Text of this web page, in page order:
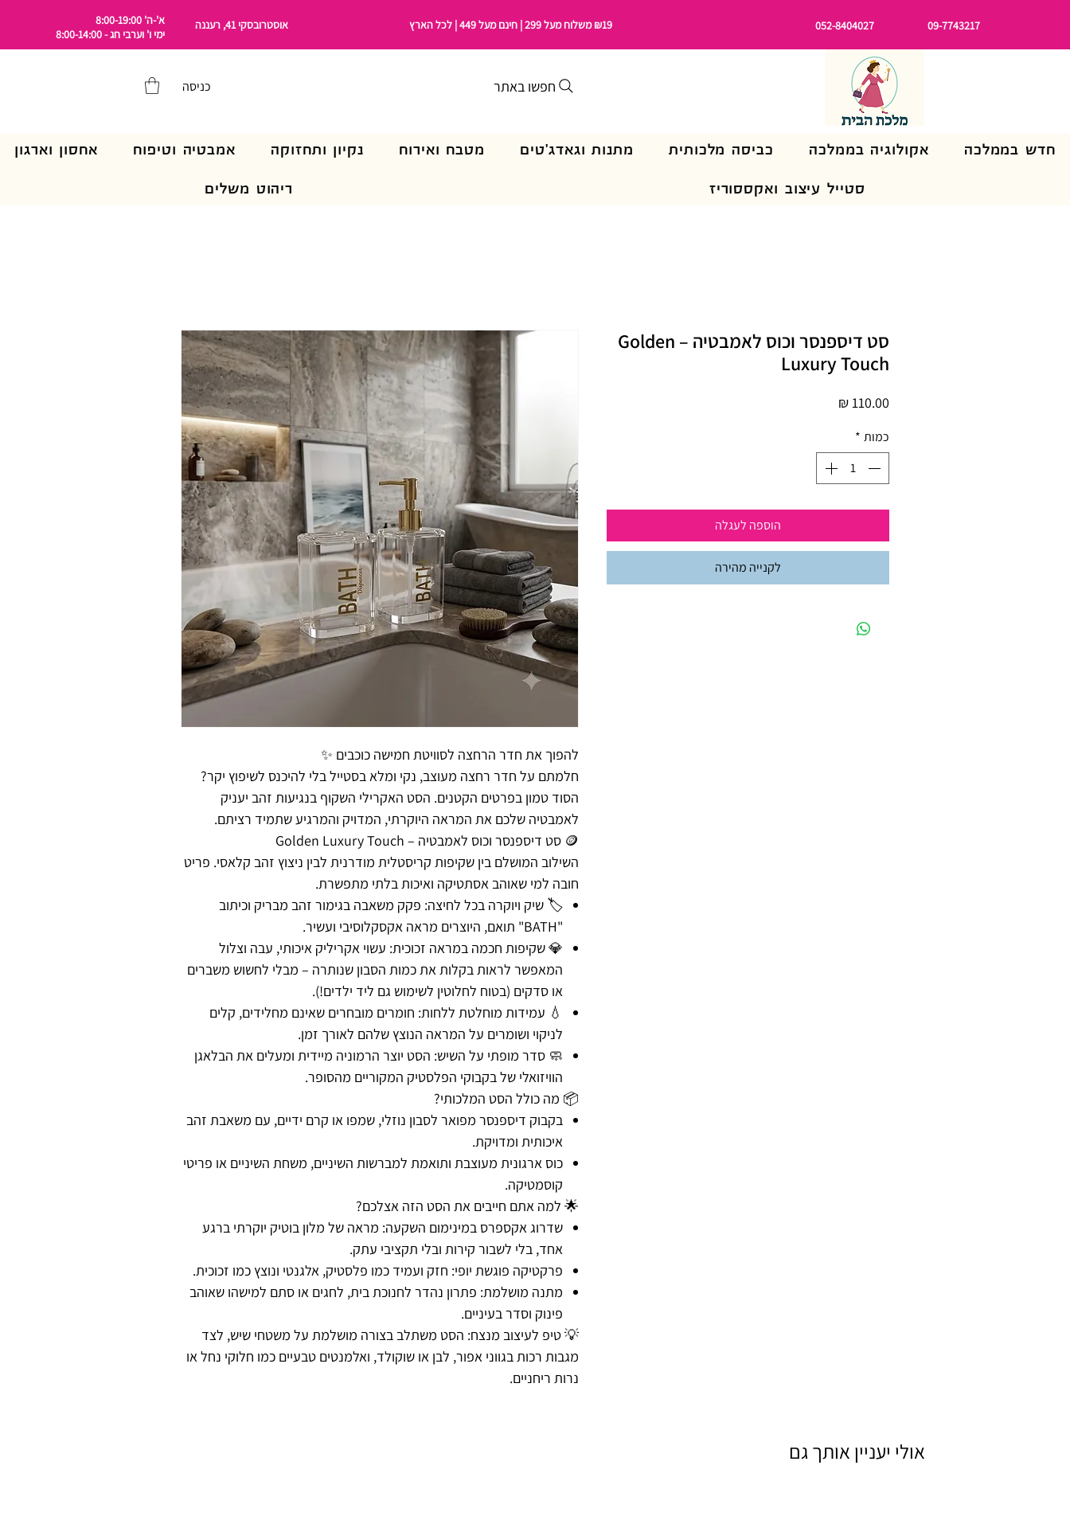
א'-ה' 8:00-19:00
ימי ו' וערבי חג - 8:00-14:00
אוסטרובסקי 41, רעננה ₪19 משלוח מעל 299 | חינם מעל 449 | לכל הארץ 052-8404027 09-7743217
כניסה
חדש בממלכה אקולוגיה בממלכה כביסה מלכותית מתנות וגאדג'טים מטבח ואירוח נקיון ותחזוקה אמבטיה וטיפוח אחסון וארגון
סטייל עיצוב ואקססוריז ריהוט משלים
חפשו באתר
להפוך את חדר הרחצה לסוויטת חמישה כוכבים ✨
חלמתם על חדר רחצה מעוצב, נקי ומלא בסטייל בלי להיכנס לשיפוץ יקר?
הסוד טמון בפרטים הקטנים. הסט האקרילי השקוף בנגיעות זהב יעניק
לאמבטיה שלכם את המראה היוקרתי, המדויק והמרגיע שתמיד רציתם.
🪙 סט דיספנסר וכוס לאמבטיה – Golden Luxury Touch
השילוב המושלם בין שקיפות קריסטלית מודרנית לבין ניצוץ זהב קלאסי. פריט
חובה למי שאוהב אסתטיקה ואיכות בלתי מתפשרת.
🏷️ שיק ויוקרה בכל לחיצה: פקק משאבה בגימור זהב מבריק וכיתוב
"BATH" תואם, היוצרים מראה אקסקלוסיבי ועשיר.
💎 שקיפות חכמה במראה זכוכית: עשוי אקריליק איכותי, עבה וצלול
המאפשר לראות בקלות את כמות הסבון שנותרה – מבלי לחשוש משברים
או סדקים (בטוח לחלוטין לשימוש גם ליד ילדים!).
💧 עמידות מוחלטת ללחות: חומרים מובחרים שאינם מחלידים, קלים
לניקוי ושומרים על המראה הנוצץ שלהם לאורך זמן.
🧼 סדר מופתי על השיש: הסט יוצר הרמוניה מיידית ומעלים את הבלאגן
הוויזואלי של בקבוקי הפלסטיק המקוריים מהסופר.
📦 מה כולל הסט המלכותי?
בקבוק דיספנסר מפואר לסבון נוזלי, שמפו או קרם ידיים, עם משאבת זהב
איכותית ומדויקת.
כוס ארגונית מעוצבת ותואמת למברשות השיניים, משחת השיניים או פריטי
קוסמטיקה.
🌟 למה אתם חייבים את הסט הזה אצלכם?
שדרוג אקספרס במינימום השקעה: מראה של מלון בוטיק יוקרתי ברגע
אחד, בלי לשבור קירות ובלי תקציבי עתק.
פרקטיקה פוגשת יופי: חזק ועמיד כמו פלסטיק, אלגנטי ונוצץ כמו זכוכית.
מתנה מושלמת: פתרון נהדר לחנוכת בית, לחגים או סתם למישהו שאוהב
פינוק וסדר בעיניים.
💡 טיפ לעיצוב מנצח: הסט משתלב בצורה מושלמת על משטחי שיש, לצד
מגבות רכות בגווני אפור, לבן או שוקולד, ואלמנטים טבעיים כמו חלוקי נחל או
נרות ריחניים.
סט דיספנסר וכוס לאמבטיה – Golden
Luxury Touch
כמות *
הוספה לעגלה
לקנייה מהירה
אולי יעניין אותך גם